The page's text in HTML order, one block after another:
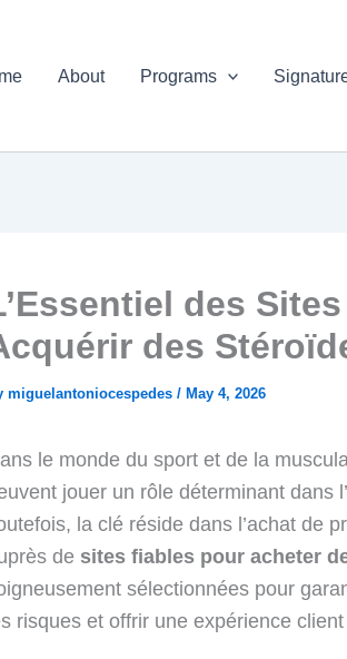
About Programs
des
des
miguelantoniocespedes / May 4, 2026
le monde du sport et de la
jouer un rôle déterminant dans
la clé réside dans l’achat de
de sites fiables pour acheter
sélectionnées pour
risques et offrir une expérience